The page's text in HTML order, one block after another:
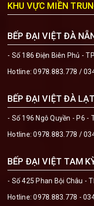
KHU VỰC MIỀN
BẾP ĐẠI VIỆT ĐÀ
- Số 186 Điện Biên Phủ -
Hotline:0978.883.778 /
BẾP ĐẠI VIỆT ĐÀ LẠT
- Số 196 Ngô Quyền - P6 -
Hotline:0978.883.778 /
BẾP ĐẠI VIỆT TAM
- Số 425 Phan Bội Châu -
Hotline:0978.883.778 -